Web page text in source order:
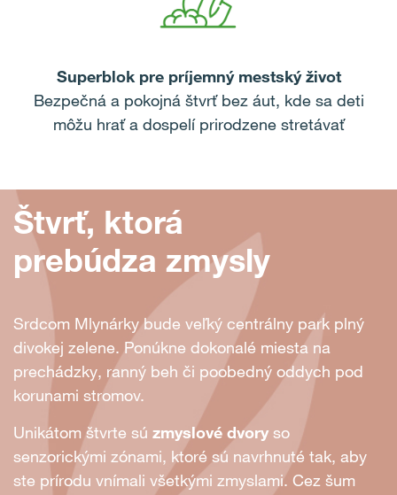
Superblok pre príjemný mestský život
Bezpečná a pokojná štvrť bez áut, kde sa deti
môžu hrať a dospelí prirodzene stretávať
Štvrť, ktorá
prebúdza zmysly
Srdcom Mlynárky bude veľký centrálny park plný
divokej zelene. Ponúkne dokonalé miesta na
prechádzky, ranný beh či poobedný oddych pod
korunami stromov.
Unikátom štvrte sú zmyslové dvory so
senzorickými zónami, ktoré sú navrhnuté tak, aby
ste prírodu vnímali všetkými zmyslami. Cez šum